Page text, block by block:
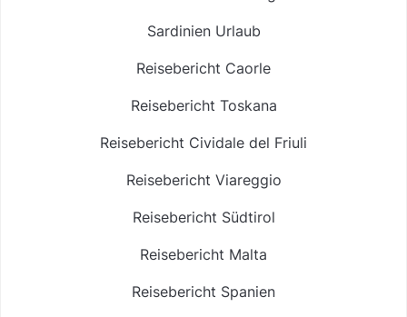
Sardinien Urlaub
Reisebericht Caorle
Reisebericht Toskana
Reisebericht Cividale del Friuli
Reisebericht Viareggio
Reisebericht Südtirol
Reisebericht Malta
Reisebericht Spanien